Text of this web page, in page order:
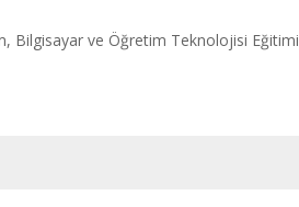
Bilgisayar ve Öğretim Teknolojisi Eğitimi